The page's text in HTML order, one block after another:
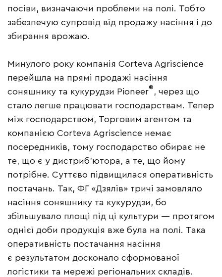
посіви, визначаючи проблеми на полі. Тобто
забезпечую супровід від продажу насіння і до
збирання врожаю.
Минулого року компанія Corteva ­Agri­science
перейшла на прямі продажі насіння
соняшнику та кукурудзи Pioneer®, через що
стало легше працювати господарствам. Тепер
між господарством, Торговим агентом та
компанією Corteva Agriscience немає
посередників, тому господарство обирає не
те, що є у дистриб’ютора, а те, що йому
потрібне. Суттєво підвищилася оперативність
постачань. Так, ФГ «Дзялів» тричі замовляло
насіння соняшнику та кукурудзи, бо
збільшувало площі під ці культури — протягом
однієї доби продукція вже була на полі. Така
оперативність постачання насіння
є результатом досконало сформованої
логістики та мережі регіональних складів.